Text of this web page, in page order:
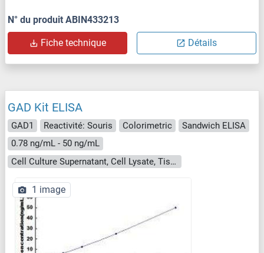
N° du produit ABIN433213
Fiche technique Détails
GAD Kit ELISA
GAD1 Reactivité: Souris Colorimetric
Sandwich ELISA
0.78 ng/mL - 50 ng/mL
Cell Culture Supernatant, Cell Lysate, Tissue Homogenate
1 image